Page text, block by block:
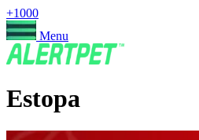
+1000
Menu
Estopa